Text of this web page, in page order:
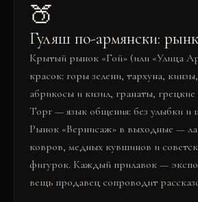
🍑
Гуляш по-армянски:
Крытый рынок «Гой» (или «Улица
красок: горы зелени, тархуна,
абрикосы и кизил, гранаты,
Торг — язык общения: без улыбки и
Рынок «Вернисаж» в выходные —
ковров, медных кувшинов и
фигурок. Каждый прилавок —
вещь продавец сопроводит